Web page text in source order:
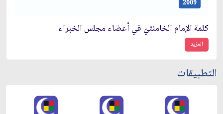
2009
كلمة الإمام الخامنئيّ في أعضاء مجلس الخبراء
المزيد
التطبيقات